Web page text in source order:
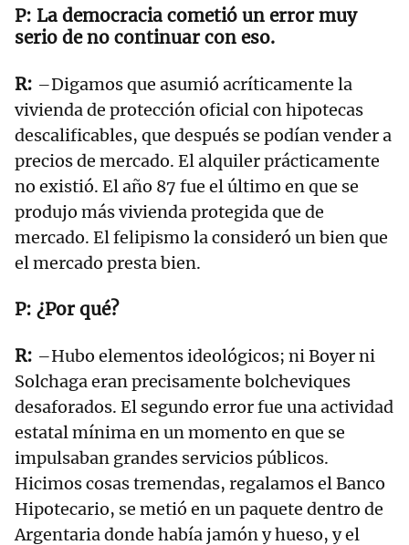
La democracia cometió un error muy
serio de no continuar con eso.
–Digamos que asumió acríticamente la
vivienda de protección oficial con hipotecas
descalificables, que después se podían vender a
precios de mercado. El alquiler prácticamente
no existió. El año 87 fue el último en que se
produjo más vivienda protegida que de
mercado. El felipismo la consideró un bien que
el mercado presta bien.
¿Por qué?
–Hubo elementos ideológicos; ni Boyer ni
Solchaga eran precisamente bolcheviques
desaforados. El segundo error fue una actividad
estatal mínima en un momento en que se
impulsaban grandes servicios públicos.
Hicimos cosas tremendas, regalamos el Banco
Hipotecario, se metió en un paquete dentro de
Argentaria donde había jamón y hueso, y el